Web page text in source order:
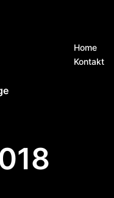
Home
Kontakt